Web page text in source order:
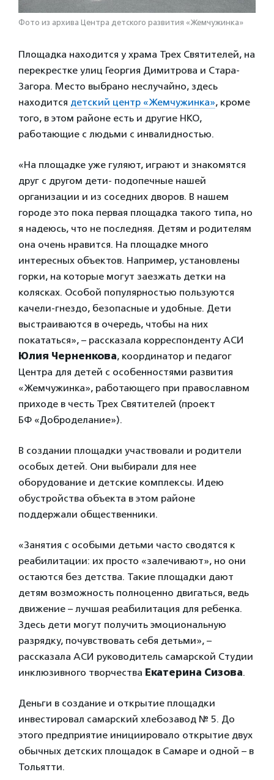
Фото из архива Центра детского развития «Жемчужинка»
Площадка находится у храма Трех Святителей, на
перекрестке улиц Георгия Димитрова и Стара-
Загора. Место выбрано неслучайно, здесь
находится детский центр «Жемчужинка», кроме
того, в этом районе есть и другие НКО,
работающие с людьми с инвалидностью.
«На площадке уже гуляют, играют и знакомятся
друг с другом дети- подопечные нашей
организации и из соседних дворов. В нашем
городе это пока первая площадка такого типа, но
я надеюсь, что не последняя. Детям и родителям
она очень нравится. На площадке много
интересных объектов. Например, установлены
горки, на которые могут заезжать детки на
колясках. Особой популярностью пользуются
качели-гнездо, безопасные и удобные. Дети
выстраиваются в очередь, чтобы на них
покататься», – рассказала корреспонденту АСИ
Юлия Черненкова, координатор и педагог
Центра для детей с особенностями развития
«Жемчужинка», работающего при православном
приходе в честь Трех Святителей (проект
БФ «Доброделание»).
В создании площадки участвовали и родители
особых детей. Они выбирали для нее
оборудование и детские комплексы. Идею
обустройства объекта в этом районе
поддержали общественники.
«Занятия с особыми детьми часто сводятся к
реабилитации: их просто «залечивают», но они
остаются без детства. Такие площадки дают
детям возможность полноценно двигаться, ведь
движение – лучшая реабилитация для ребенка.
Здесь дети могут получить эмоциональную
разрядку, почувствовать себя детьми», –
рассказала АСИ руководитель самарской Студии
инклюзивного творчества Екатерина Сизова.
Деньги в создание и открытие площадки
инвестировал самарский хлебозавод № 5. До
этого предприятие инициировало открытие двух
обычных детских площадок в Самаре и одной – в
Тольятти.